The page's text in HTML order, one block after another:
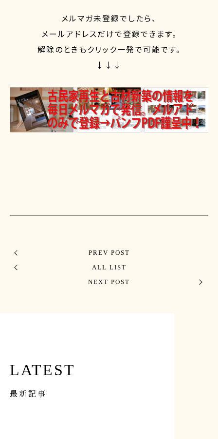
メルマガ未登録でしたら、
メールアドレスだけで登録できます。
解除のときもクリック一発で可能です。
↓↓↓
PREV POST
ALL LIST
NEXT POST
LATEST
最新記事